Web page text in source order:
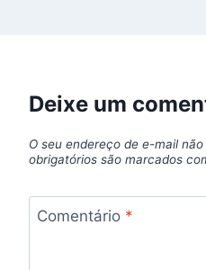
Deixe um
O seu endereço de e-mail
obrigatórios são marcados
Comentário *